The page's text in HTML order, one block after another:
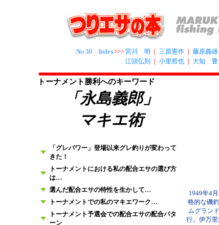
No.30 Index>>>宮川 明 ｜ 三原憲作 ｜ 藤原義雄
江頭弘則
｜ 小里哲也 ｜ 大知 豊
トーナメント勝利へのキーワード
「永島義郎」
マキエ術
1949年4
格的な磯
ムグラン
行。伊万
「グレパワー」登場以来グレ釣りが変わって
きた！
トーナメントにおける私の配合エサの選び方
は…
選んだ配合エサの特性を生かして…
トーナメントでの私のマキエワーク…
トーナメント予選会での配合エサの配合パタ
ーン